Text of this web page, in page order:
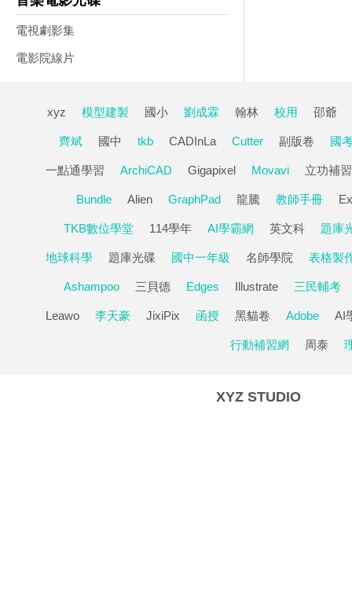
電視劇影集
電影院線片
xyz 模型建製 國小 劉成霖 翰林 校用 邵爺
齊斌 國中 tkb CADInLa Cutter 副版卷 國
一點通學習 ArchiCAD Gigapixel Movavi 立功補
Bundle Alien GraphPad 龍騰 教師手冊
TKB數位學堂 114學年 AI學霸網 英文科 題庫
地球科學 題庫光碟 國中一年級 名師學院 表格製
Ashampoo 三貝德 Edges Illustrate 三民輔考
Leawo 李天豪 JixiPix 函授 黑貓卷 Adobe AI
行動補習網 周泰
XYZ STUDIO